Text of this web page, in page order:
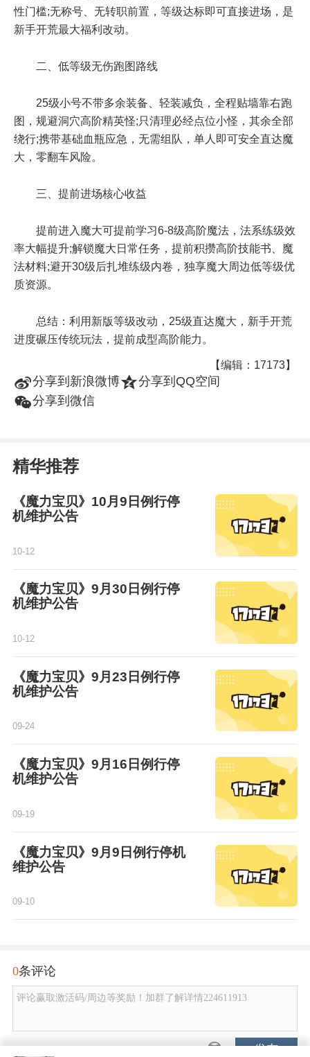
性门槛;无称号、无转职前置，等级达标即可直接进场，是
新手开荒最大福利改动。
二、低等级无伤跑图路线
25级小号不带多余装备、轻装减负，全程贴墙靠右跑
图，规避洞穴高阶精英怪;只清理必经点位小怪，其余全部
绕行;携带基础血瓶应急，无需组队，单人即可安全直达魔
大，零翻车风险。
三、提前进场核心收益
提前进入魔大可提前学习6-8级高阶魔法，法系练级效
率大幅提升;解锁魔大日常任务，提前积攒高阶技能书、魔
法材料;避开30级后扎堆练级内卷，独享魔大周边低等级优
质资源。
总结：利用新版等级改动，25级直达魔大，新手开荒
进度碾压传统玩法，提前成型高阶能力。
【编辑：17173】
t分享到新浪微博z分享到QQ空间
w分享到微信
精华推荐
《魔力宝贝》10月9日例行停
机维护公告
10-12
《魔力宝贝》9月30日例行停
机维护公告
10-12
《魔力宝贝》9月23日例行停
机维护公告
09-24
《魔力宝贝》9月16日例行停
机维护公告
09-19
《魔力宝贝》9月9日例行停机
维护公告
09-10
0条评论
评论赢取激活码/周边等奖励！加群了解详情224611913
发布